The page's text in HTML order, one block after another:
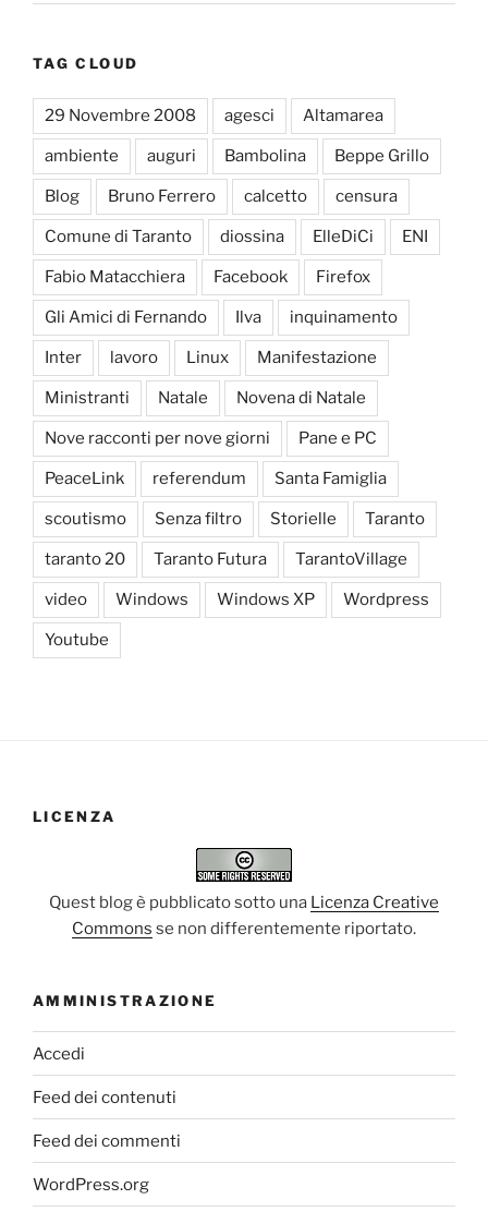
TAG CLOUD
29 Novembre 2008 agesci Altamarea
ambiente auguri Bambolina Beppe Grillo
Blog Bruno Ferrero calcetto censura
Comune di Taranto diossina ElleDiCi ENI
Fabio Matacchiera Facebook Firefox
Gli Amici di Fernando Ilva inquinamento
Inter lavoro Linux Manifestazione
Ministranti Natale Novena di Natale
Nove racconti per nove giorni Pane e PC
PeaceLink referendum Santa Famiglia
scoutismo Senza filtro Storielle Taranto
taranto 20 Taranto Futura TarantoVillage
video Windows Windows XP Wordpress
Youtube
LICENZA
Quest blog è pubblicato sotto una Licenza Creative
Commons se non differentemente riportato.
AMMINISTRAZIONE
Accedi
Feed dei contenuti
Feed dei commenti
WordPress.org